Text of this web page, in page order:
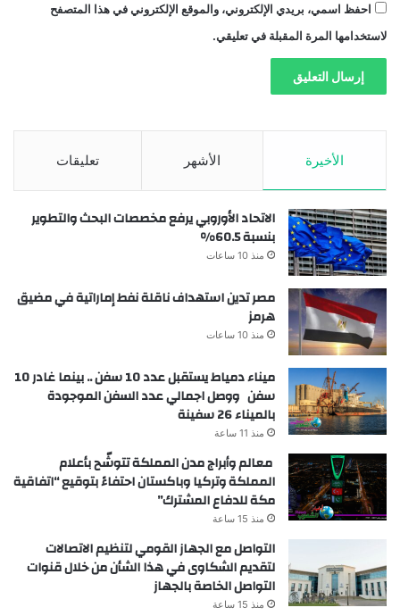
احفظ اسمي، بريدي الإلكتروني، والموقع الإلكتروني في هذا المتصفح
لاستخدامها المرة المقبلة في تعليقي.
الأخيرة الأشهر تعليقات
الاتحاد الأوروبي يرفع مخصصات البحث والتطوير
بنسبة 60.5%
منذ 10 ساعات
مصر تدين استهداف ناقلة نفط إماراتية في مضيق
هرمز
منذ 10 ساعات
ميناء دمياط يستقبل عدد 10 سفن .. بينما غادر 10
سفن ووصل اجمالي عدد السفن الموجودة
بالميناء 26 سفينة
منذ 11 ساعة
معالم وأبراج مدن المملكة تتوشّح بأعلام
المملكة وتركيا وباكستان احتفاءً بتوقيع “اتفاقية
مكة للدفاع المشترك”
منذ 15 ساعة
التواصل مع الجهاز القومي لتنظيم الاتصالات
لتقديم الشكاوى في هذا الشأن من خلال قنوات
التواصل الخاصة بالجهاز
منذ 15 ساعة